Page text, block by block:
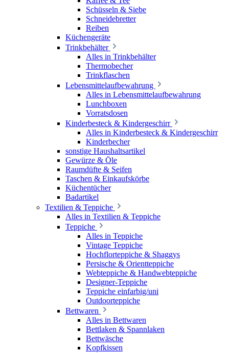
Schüsseln & Siebe
Schneidebretter
Reiben
Küchengeräte
Trinkbehälter
Alles in Trinkbehälter
Thermobecher
Trinkflaschen
Lebensmittelaufbewahrung
Alles in Lebensmittelaufbewahrung
Lunchboxen
Vorratsdosen
Kinderbesteck & Kindergeschirr
Alles in Kinderbesteck & Kindergeschirr
Kinderbecher
sonstige Haushaltsartikel
Gewürze & Öle
Raumdüfte & Seifen
Taschen & Einkaufskörbe
Küchentücher
Badartikel
Textilien & Teppiche
Alles in Textilien & Teppiche
Teppiche
Alles in Teppiche
Vintage Teppiche
Hochflorteppiche & Shaggys
Persische & Orientteppiche
Webteppiche & Handwebteppiche
Designer-Teppiche
Teppiche einfarbig/uni
Outdoorteppiche
Bettwaren
Alles in Bettwaren
Bettlaken & Spannlaken
Bettwäsche
Kopfkissen